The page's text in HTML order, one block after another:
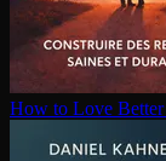
How to Love Better